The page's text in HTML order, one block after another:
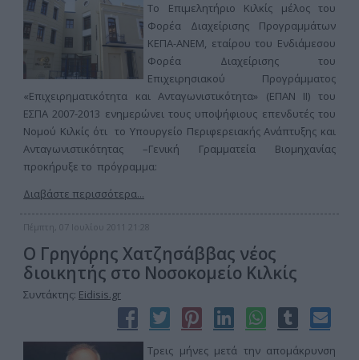
Το Επιμελητήριο Κιλκίς μέλος του
Φορέα Διαχείρισης Προγραμμάτων
ΚΕΠΑ-ΑΝΕΜ, εταίρου του Ενδιάμεσου
Φορέα Διαχείρισης του
Επιχειρησιακού Προγράμματος
«Επιχειρηματικότητα και Ανταγωνιστικότητα» (ΕΠΑΝ ΙΙ) του
ΕΣΠΑ 2007-2013 ενημερώνει τους υποψήφιους επενδυτές του
Νομού Κιλκίς ότι το Υπουργείο Περιφερειακής Ανάπτυξης και
Ανταγωνιστικότητας –Γενική Γραμματεία Βιομηχανίας
προκήρυξε το πρόγραμμα:
Διαβάστε περισσότερα...
Πέμπτη, 07 Ιουλίου 2011 21:28
Ο Γρηγόρης Χατζησάββας νέος
διοικητής στο Νοσοκομείο Κιλκίς
Συντάκτης: Eidisis.gr
Τρεις μήνες μετά την απομάκρυνση